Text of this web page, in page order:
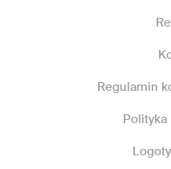
Regulamin
Polityka